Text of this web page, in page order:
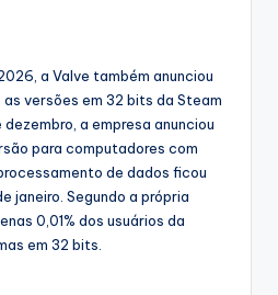
a Valve também anunciou
versões em 32 bits da Steam
dezembro, a empresa anunciou
para computadores com
de dados ficou
janeiro. Segundo a própria
0,01% dos usuários da
em 32 bits.